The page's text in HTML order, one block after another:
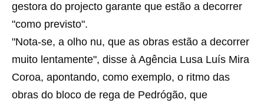
gestora do projecto garante que estão a decorrer
"como previsto".
"Nota-se, a olho nu, que as obras estão a decorrer
muito lentamente", disse à Agência Lusa Luís Mira
Coroa, apontando, como exemplo, o ritmo das
obras do bloco de rega de Pedrógão, que